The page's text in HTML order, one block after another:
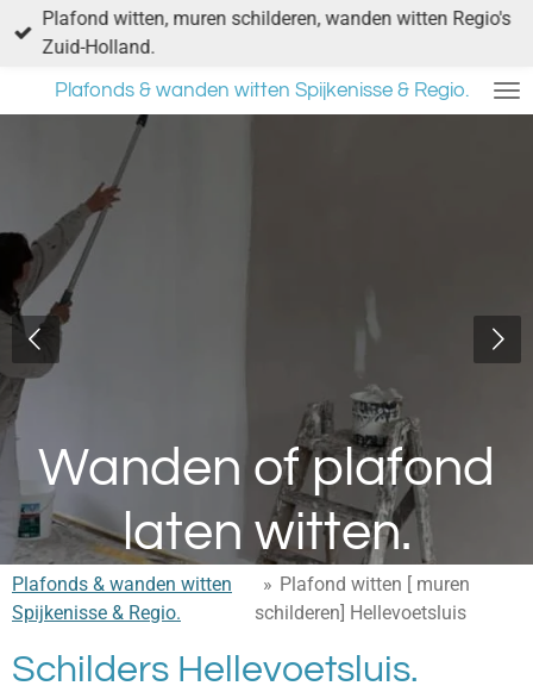
Ga
direct
de
Plafonds & wanden witten Spijkenisse & Regio.
Plafond witten, muren schilderen, wanden witten Regio's
Zuid-Holland.
Wanden of plafond
laten witten.
Plafonds & wanden witten
Spijkenisse & Regio.
» Plafond witten [ muren
schilderen] Hellevoetsluis
Schilders Hellevoetsluis.